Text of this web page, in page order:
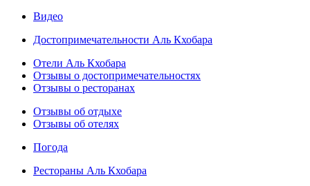
Видео
Достопримечательности Аль Кхобара
Отели Аль Кхобара
Отзывы о достопримечательностях
Отзывы о ресторанах
Отзывы об отдыхе
Отзывы об отелях
Погода
Рестораны Аль Кхобара